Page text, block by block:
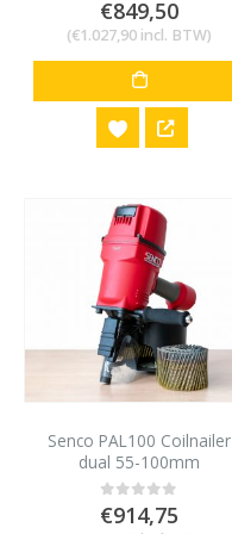
0out of 5
€849,50
(€1.027,90 incl. BTW)
Senco PAL100 Coilnailer
dual 55-100mm
0out of 5
€914,75